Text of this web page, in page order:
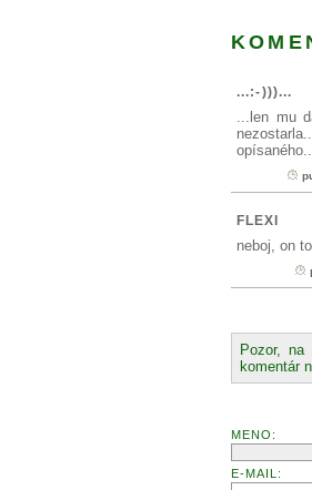
...:-)))...
...len mu
FLEXI
neboj, on
Pozor,
komentár
MENO:
E-MAIL: